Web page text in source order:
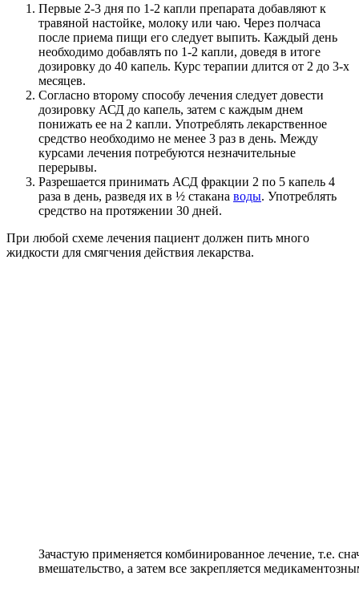
Первые 2-3 дня по 1-2 капли препарата добавляют к
травяной настойке, молоку или чаю. Через полчаса
после приема пищи его следует выпить. Каждый день
необходимо добавлять по 1-2 капли, доведя в итоге
дозировку до 40 капель. Курс терапии длится от 2 до 3-х
месяцев.
Согласно второму способу лечения следует довести
дозировку АСД до капель, затем с каждым днем
понижать ее на 2 капли. Употреблять лекарственное
средство необходимо не менее 3 раз в день. Между
курсами лечения потребуются незначительные
перерывы.
Разрешается принимать АСД фракции 2 по 5 капель 4
раза в день, разведя их в ½ стакана воды. Употреблять
средство на протяжении 30 дней.
При любой схеме лечения пациент должен пить много
жидкости для смягчения действия лекарства.
Зачастую применяется комбинированное лечение, т.е.
вмешательство, а затем все закрепляется